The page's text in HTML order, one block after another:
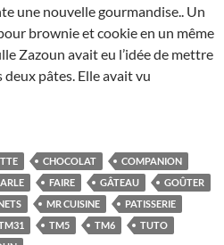
une nouvelle gourmandise.. Un
brownie et cookie en un même
Zazoun avait eu l’idée de mettre
pâtes. Elle avait vu
aux Oreo au Thermomix ou
CHOCOLAT
COMPANION
FAIRE GÂTEAU
GOÛTER
MR CUISINE
PATISSERIE
TM5 TM6
TUTO